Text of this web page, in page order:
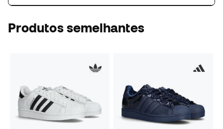
Produtos semelhantes